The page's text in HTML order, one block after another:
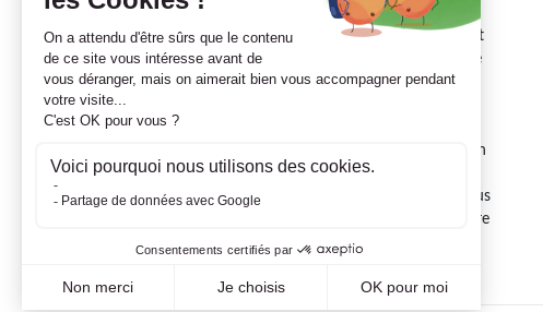
Nous sommes Contactopharma, grossiste expert en
ophtalmologie, exclusivement réservé auxpharmaciens
et
répartiteurs.Nous proposons une sélection rigoureuse de
solutions pour lentilles, produits d’entretien, accessoires
optiques, dispositifs d’hygiène oculaire
Notre engagement : garantir aux officines un
approvisionnement fiable, des marques de référence et un
accompagnement adapté aux exigences du circuit
pharmaceutique. Grâce à une logistique performante, nous
facilitons la gestion de votre stock tout en soutenant votre
rôle de professionnel de santé.